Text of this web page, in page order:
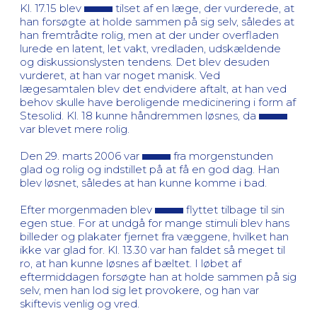
Kl. 17.15 blev
tilset af en læge, der vurderede, at
han forsøgte at holde sammen på sig selv, således at
han fremtrådte rolig, men at der under overfladen
lurede en latent, let vakt, vredladen, udskældende
og diskussionslysten tendens. Det blev desuden
vurderet, at han var noget manisk. Ved
lægesamtalen blev det endvidere aftalt, at han ved
behov skulle have beroligende medicinering i form af
Stesolid. Kl. 18 kunne håndremmen løsnes, da
var blevet mere rolig.
Den 29. marts 2006 var
fra morgenstunden
glad og rolig og indstillet på at få en god dag. Han
blev løsnet, således at han kunne komme i bad.
Efter morgenmaden blev
flyttet tilbage til sin
egen stue. For at undgå for mange stimuli blev hans
billeder og plakater fjernet fra væggene, hvilket han
ikke var glad for. Kl. 13.30 var han faldet så meget til
ro, at han kunne løsnes af bæltet. I løbet af
eftermiddagen forsøgte han at holde sammen på sig
selv, men han lod sig let provokere, og han var
skiftevis venlig og vred.